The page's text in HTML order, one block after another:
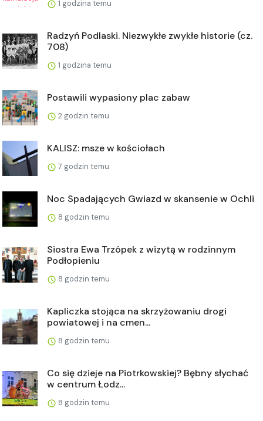
1 godzina temu
Radzyń Podlaski. Niezwykłe zwykłe historie (cz.
708)
1 godzina temu
Postawili wypasiony plac zabaw
2 godzin temu
KALISZ: msze w kościołach
7 godzin temu
Noc Spadających Gwiazd w skansenie w Ochli
8 godzin temu
Siostra Ewa Trzópek z wizytą w rodzinnym
Podłopieniu
8 godzin temu
Kapliczka stojąca na skrzyżowaniu drogi
powiatowej i na cmen...
8 godzin temu
Co się dzieje na Piotrkowskiej? Bębny słychać
w centrum Łodz...
8 godzin temu